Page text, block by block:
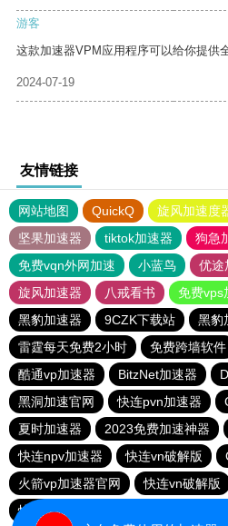
游客
这款加速器VPM应用程序可以给你提供
2024-07-19
友情链接
网站地图 QuickQ 旋风加速度
坚果加速器
tiktok加速器
狗急
免费vqn外网加速
小蓝鸟 优途
旋风加速器
八戒看书
免费vps
黑豹加速器
9CZK下载站 黑豹
雷霆每天免费2小时
免费跨墙软件
酷通vp加速器
BitzNet加速器
黑洞加速官网
快连pvn加速器
夏时加速器
2023免费加速神器
快连npv加速器
快连vn破解版
火箭vp加速器官网
快连vn破解版
快鸭加速器